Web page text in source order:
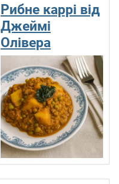
Рибне каррі від
Джеймі
Олівера